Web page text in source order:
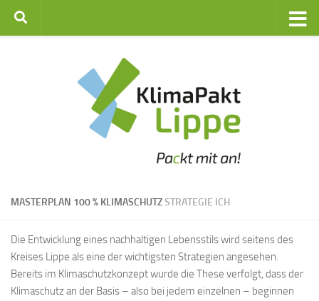
Zum Inhalt springen
MASTERPLAN 100 % KLIMASCHUTZSTRATEGIE ICH
Die Entwicklung eines nachhaltigen Lebensstils wird seitens des
Kreises Lippe als eine der wichtigsten Strategien angesehen.
Bereits im Klimaschutzkonzept wurde die These verfolgt, dass der
Klimaschutz an der Basis – also bei jedem einzelnen – beginnen